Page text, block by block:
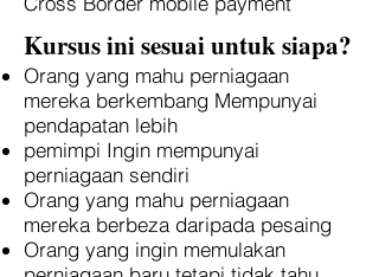
Kursus ini sesuai untuk siapa?
Orang yang mahu perniagaan
mereka berkembang Mempunyai
pendapatan lebih
pemimpi Ingin mempunyai
perniagaan sendiri
Orang yang mahu perniagaan
mereka berbeza daripada pesaing
Orang yang ingin memulakan